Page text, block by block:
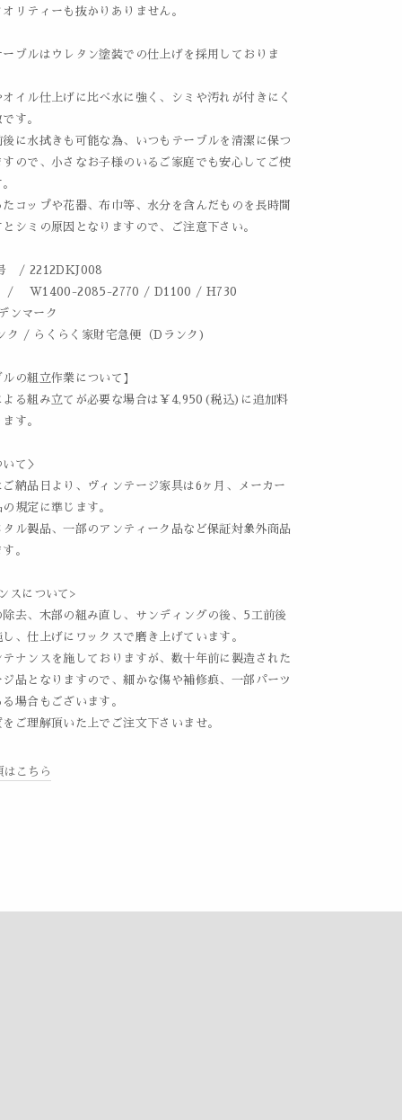
リティーも抜かりありません。
ブルはウレタン塗装での仕上げを採用しておりま
イル仕上げに比べ水に強く、シミや汚れが付きにく
す。
に水拭きも可能な為、いつもテーブルを清潔に保つ
ので、小さなお子様のいるご家庭でも安心してご使
コップや花器、布巾等、水分を含んだものを長時間
シミの原因となりますので、ご注意下さい。
/ 2212DKJ008
/ W1400-2085-2770 / D1100 / H730
マーク
ク / らくらく家財宅急便（Dランク)
の組立作業について】
よる組み立てが必要な場合は￥4,950(税込)に追加料
す。
て＞
納品日より、ヴィンテージ家具は6ヶ月、メーカー
規定に準じます。
ル製品、一部のアンティーク品など保証対象外商品
。
スについて>
去、木部の組み直し、サンディングの後、5工前後
、仕上げにワックスで磨き上げています。
ナンスを施しておりますが、数十年前に製造された
品となりますので、細かな傷や補修痕、一部パーツ
場合もございます。
ご理解頂いた上でご注文下さいませ。
こちら